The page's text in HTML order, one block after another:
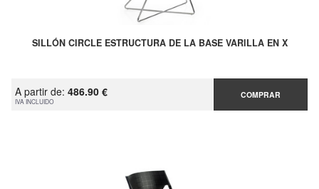
SILLÓN CIRCLE ESTRUCTURA DE LA BASE VARILLA EN X
A partir de: 486.90 €
IVA INCLUIDO
COMPRAR